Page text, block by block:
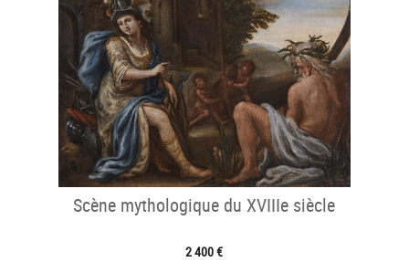
Scène mythologique du XVIIIe siècle
2 400 €